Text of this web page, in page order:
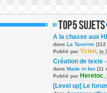
A la chasse aux
dans La Taverne
Publié par Ycien le
Création de texte
dans Made in fan (11
Publié par Heretoc
[Level up] Le